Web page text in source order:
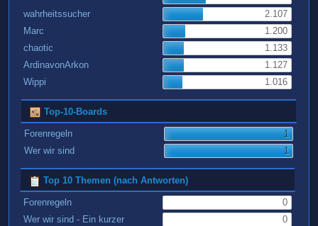
wahrheitssucher
2.107
Marc
1.200
chaotic
1.133
ArdinavonArkon
1.127
Wippi
1.016
Top-10-Boards
Forenregeln
1
Wer wir sind
1
Top 10 Themen (nach Antworten)
Forenregeln
0
Wer wir sind - Ein kurzer
0